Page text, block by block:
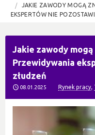
JAKIE ZAWODY MOGĄ
EKSPERTÓW NIE
Jakie zawody
Przewidywania
złudzeń
08.01.2025 Rynek pracy,